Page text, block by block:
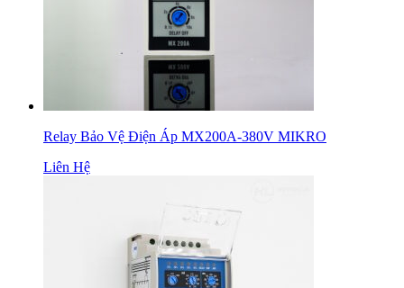
Relay Bảo Vệ Điện Áp MX200A-380V MIKRO
Liên Hệ